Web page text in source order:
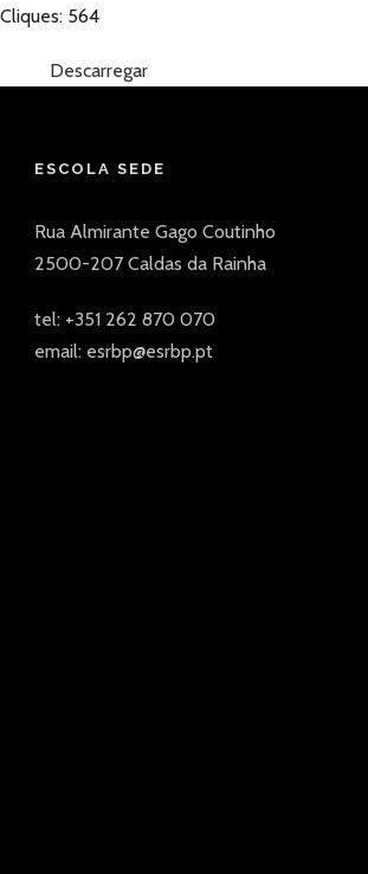
Cliques: 564
Descarregar
ESCOLA SEDE
Rua Almirante Gago Coutinho
2500-207 Caldas da Rainha
tel: +351 262 870 070
email: esrbp@esrbp.pt